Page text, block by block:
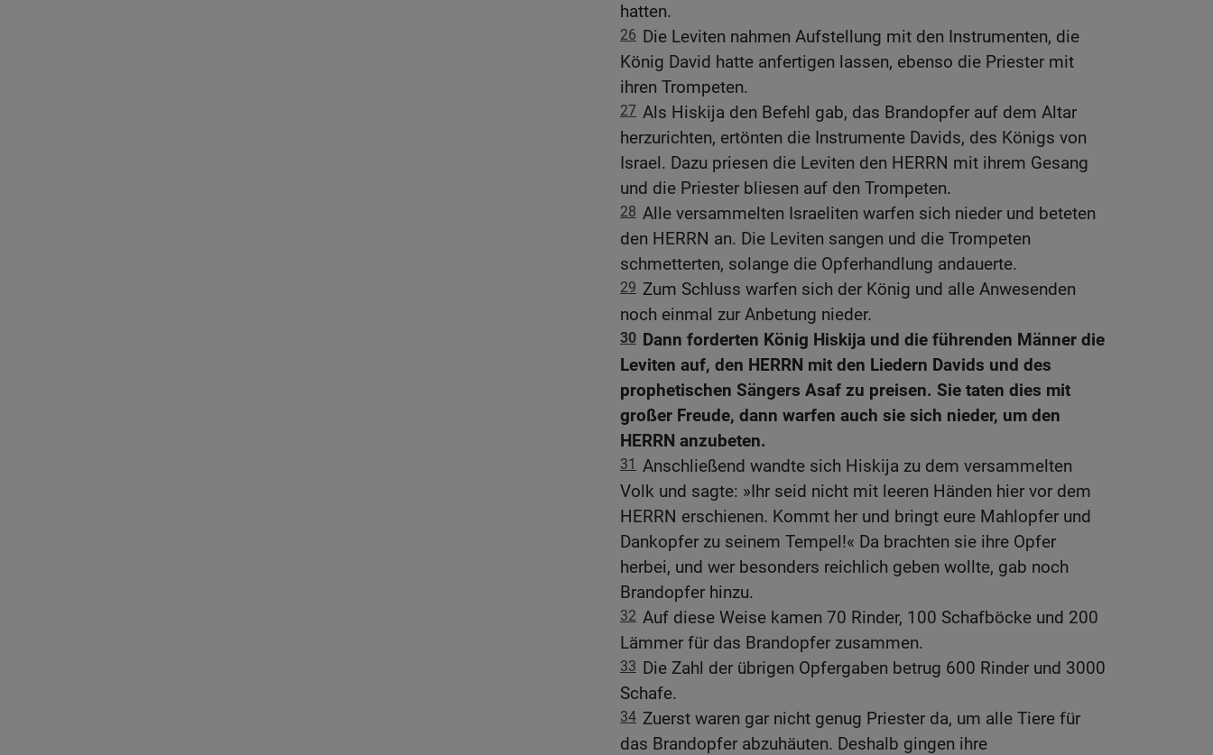
hatten.
26 Die Leviten nahmen Aufstellung mit den Instrumenten, die
König David hatte anfertigen lassen, ebenso die Priester mit
ihren Trompeten.
27 Als Hiskija den Befehl gab, das Brandopfer auf dem Altar
herzurichten, ertönten die Instrumente Davids, des Königs von
Israel. Dazu priesen die Leviten den HERRN mit ihrem Gesang
und die Priester bliesen auf den Trompeten.
28 Alle versammelten Israeliten warfen sich nieder und beteten
den HERRN an. Die Leviten sangen und die Trompeten
schmetterten, solange die Opferhandlung andauerte.
29 Zum Schluss warfen sich der König und alle Anwesenden
noch einmal zur Anbetung nieder.
30 Dann forderten König Hiskija und die führenden Männer die
Leviten auf, den HERRN mit den Liedern Davids und des
prophetischen Sängers Asaf zu preisen. Sie taten dies mit
großer Freude, dann warfen auch sie sich nieder, um den
HERRN anzubeten.
31 Anschließend wandte sich Hiskija zu dem versammelten
Volk und sagte: »Ihr seid nicht mit leeren Händen hier vor dem
HERRN erschienen. Kommt her und bringt eure Mahlopfer und
Dankopfer zu seinem Tempel!« Da brachten sie ihre Opfer
herbei, und wer besonders reichlich geben wollte, gab noch
Brandopfer hinzu.
32 Auf diese Weise kamen 70 Rinder, 100 Schafböcke und 200
Lämmer für das Brandopfer zusammen.
33 Die Zahl der übrigen Opfergaben betrug 600 Rinder und 3000
Schafe.
34 Zuerst waren gar nicht genug Priester da, um alle Tiere für
das Brandopfer abzuhäuten. Deshalb gingen ihre